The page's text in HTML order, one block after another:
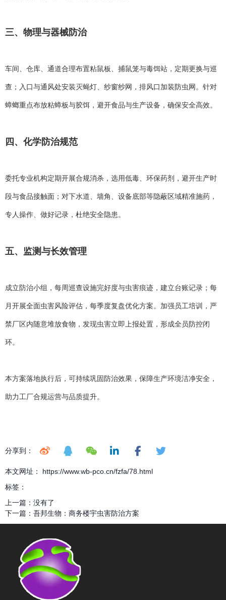
三、物理与器械防治
车间、仓库、通道合理布置粘鼠板、捕鼠笼与毒饵站，定期更换与巡
查；入口与通风处安装灭蝇灯、纱窗纱网，排风口加装防虫网。针对
蟑螂重点布放粘蟑板与胶饵，避开食品与生产设备，确保安全高效。
四、化学防治规范
委托专业机构定期开展合规消杀，选用低毒、环保药剂，避开生产时
段与食品接触面；对下水道、墙角、设备底部等隐蔽区域精准施药，
专人操作、做好记录，杜绝安全隐患。
五、监测与长效管理
成立防治小组，每周巡查设施完好度与虫害痕迹，建立台账记录；每
月开展全面虫害风险评估，每季度复盘优化方案。加强员工培训，严
禁厂区内随意堆放食物，发现虫害立即上报处置，形成全员防控闭
环。
本方案落地执行后，可持续巩固防治效果，保障生产环境洁净安全，
助力工厂合规运营与品质提升。
分享到：
本文网址： https://www.wb-pco.cn/fzfa/78.html
标签：
上一篇： 没有了
下一篇： 吾邦生物：商务楼宇虫害防治方案